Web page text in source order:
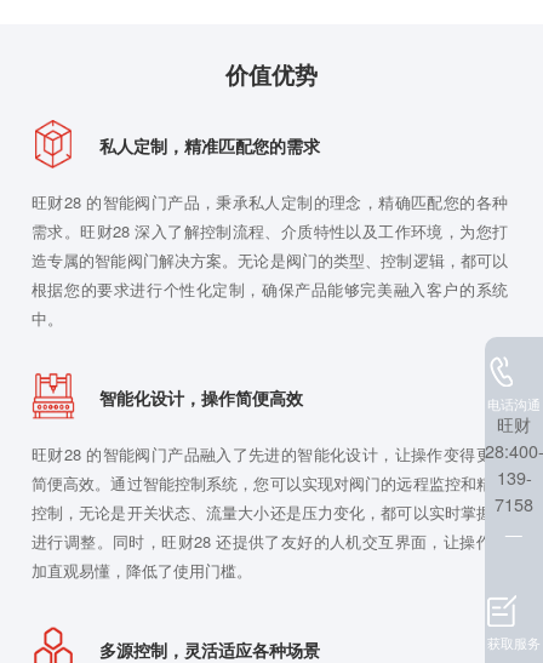
价值优势
私人定制，精准匹配您的需求
旺财28 的智能阀门产品，秉承私人定制的理念，精确匹配您的各种
需求。旺财28 深入了解控制流程、介质特性以及工作环境，为您打
造专属的智能阀门解决方案。无论是阀门的类型、控制逻辑，都可以
根据您的要求进行个性化定制，确保产品能够完美融入客户的系统
中。
智能化设计，操作简便高效
旺财28 的智能阀门产品融入了先进的智能化设计，让操作变得更加
简便高效。通过智能控制系统，您可以实现对阀门的远程监控和精确
控制，无论是开关状态、流量大小还是压力变化，都可以实时掌握并
进行调整。同时，旺财28 还提供了友好的人机交互界面，让操作更
加直观易懂，降低了使用门槛。
多源控制，灵活适应各种场景
电话沟通
旺财
28:400-
139-
7158
获取服务